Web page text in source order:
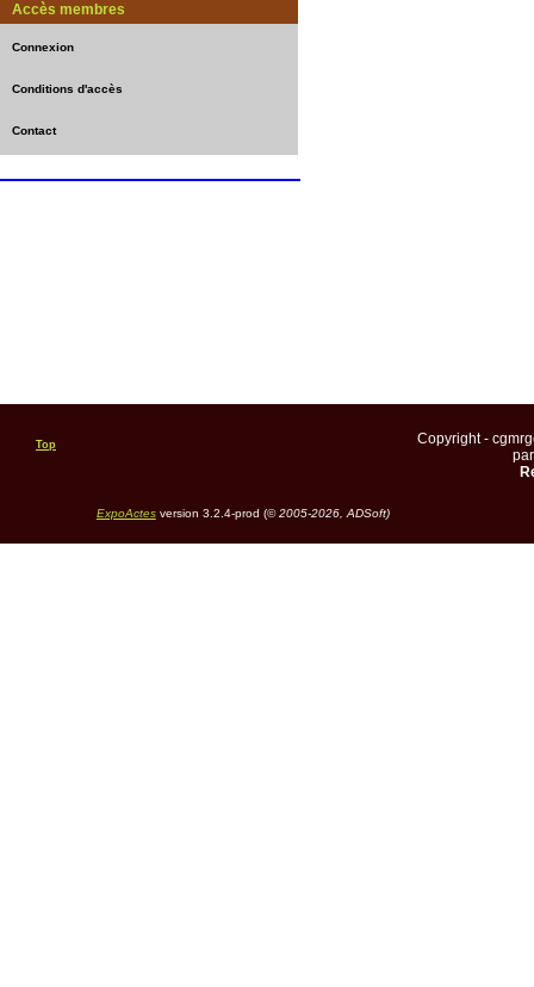
Accès membres
Connexion
Conditions d'accès
Contact
Top
Copyright -
ExpoActesversion 3.2.4-prod (©2005-2026, ADSoft)